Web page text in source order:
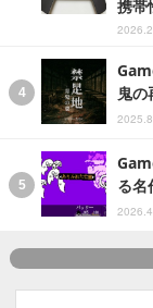
携帯
鬼
る名